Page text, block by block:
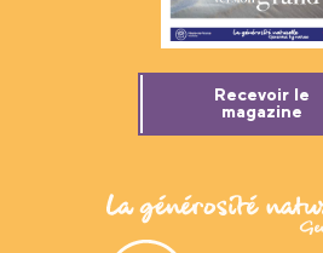
Recevoir le
magazine